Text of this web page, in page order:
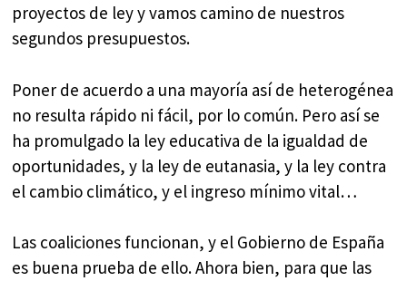
proyectos de ley y vamos camino de nuestros
segundos presupuestos.
Poner de acuerdo a una mayoría así de heterogénea
no resulta rápido ni fácil, por lo común. Pero así se
ha promulgado la ley educativa de la igualdad de
oportunidades, y la ley de eutanasia, y la ley contra
el cambio climático, y el ingreso mínimo vital…
Las coaliciones funcionan, y el Gobierno de España
es buena prueba de ello. Ahora bien, para que las